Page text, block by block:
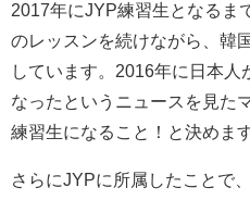
2017年にJYP練習生となるま
のレッスンを続けながら、韓
しています。2016年に日本
なったというニュースを見た
練習生になること！と決めます
さらにJYPに所属したことで